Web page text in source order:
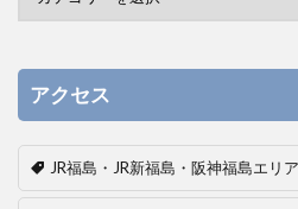
アクセス
JR福島・JR新福島・阪神福島エリア